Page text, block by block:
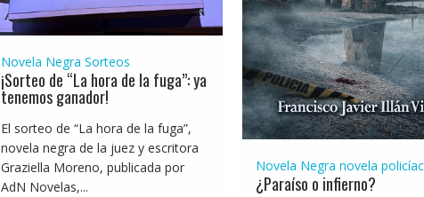
Novela Negra Sorteos
¡Sorteo de “La hora de la fuga”: ya
tenemos ganador!
El sorteo de “La hora de la fuga”,
novela negra de la juez y escritora
Graziella Moreno, publicada por
AdN Novelas,...
Novela Negra novela
¿Paraíso o infierno?